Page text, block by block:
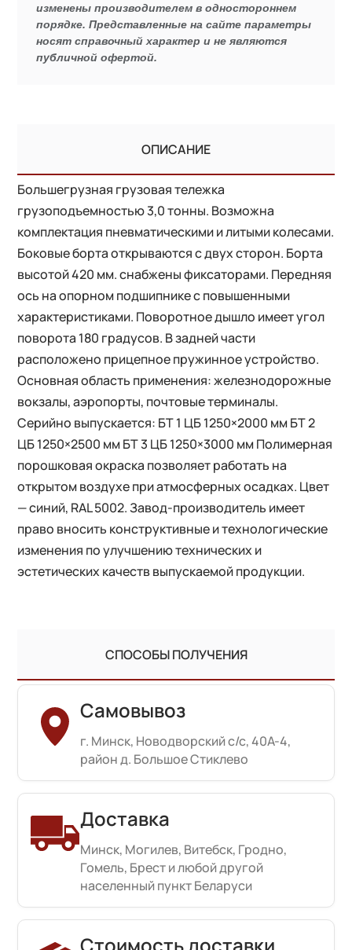
изменены производителем в одностороннем
порядке. Представленные на сайте параметры
носят справочный характер и не являются
публичной офертой.
ОПИСАНИЕ
Большегрузная грузовая тележка
грузоподъемностью 3,0 тонны. Возможна
комплектация пневматическими и литыми колесами.
Боковые борта открываются с двух сторон. Борта
высотой 420 мм. снабжены фиксаторами. Передняя
ось на опорном подшипнике с повышенными
характеристиками. Поворотное дышло имеет угол
поворота 180 градусов. В задней части
расположено прицепное пружинное устройство.
Основная область применения: железнодорожные
вокзалы, аэропорты, почтовые терминалы.
Серийно выпускается: БТ 1 ЦБ 1250×2000 мм БТ 2
ЦБ 1250×2500 мм БТ 3 ЦБ 1250×3000 мм Полимерная
порошковая окраска позволяет работать на
открытом воздухе при атмосферных осадках. Цвет
— синий, RAL 5002. Завод-производитель имеет
право вносить конструктивные и технологические
изменения по улучшению технических и
эстетических качеств выпускаемой продукции.
СПОСОБЫ ПОЛУЧЕНИЯ
Самовывоз
г. Минск, Новодворский с/с, 40А-4,
район д. Большое Стиклево
Доставка
Минск, Могилев, Витебск, Гродно,
Гомель, Брест и любой другой
населенный пункт Беларуси
Стоимость доставки